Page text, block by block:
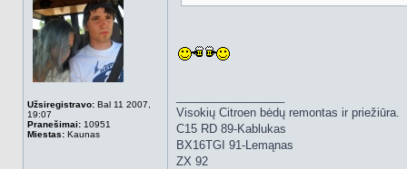
Užsiregistravo: Bal 11 2007,
19:07
Pranešimai: 10951
Miestas: Kaunas
Visokių Citroen bėdų remontas ir priežiūra.
C15 RD 89-Kablukas
BX16TGI 91-Lemąnas
ZX 92